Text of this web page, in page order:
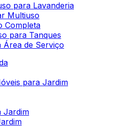
para Lavanderia
Multiuso
Completa
para Tanques
Área de Serviço
para Jardim
Jardim